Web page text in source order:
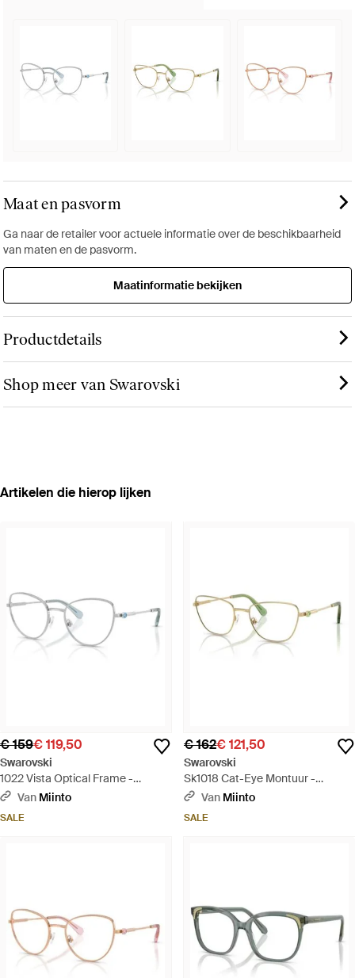
Maat en pasvorm
Ga naar de retailer voor actuele informatie over de beschikbaarheid
van maten en de pasvorm.
Maatinformatie bekijken
Productdetails
Shop meer van Swarovski
Artikelen die hierop lijken
€ 159€ 119,50
Swarovski
1022 Vista Optical Frame -
Metallic
Van Miinto
SALE
€ 162€ 121,50
Swarovski
Sk1018 Cat-Eye Montuur -
Metallic
Van Miinto
SALE